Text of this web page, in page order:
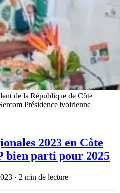
de la République de Côte
Présidence ivoirienne
2023 en Côte
bien parti pour 2025
· 2 min de lecture